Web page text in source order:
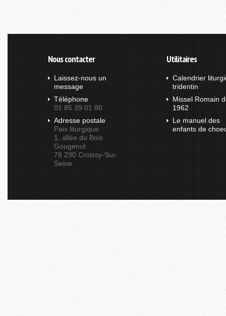
Nous contacter
Laissez-nous un
message
Téléphone
01 85 39 01 80
Adresse postale
Paix liturgique
1, allée du Bois
Gougenot
78 290 Croissy-Sur-
Seine
Utilitaires
Calendrier
tridentin
Missel Romain
1962
Le manuel des
enfants de